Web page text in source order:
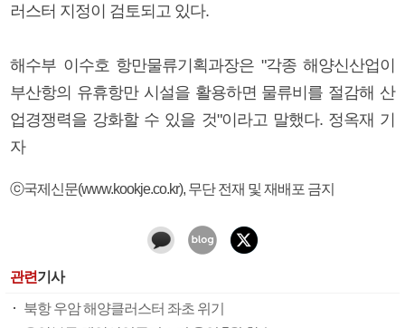
러스터 지정이 검토되고 있다.
해수부 이수호 항만물류기획과장은 "각종 해양신산업이
부산항의 유휴항만 시설을 활용하면 물류비를 절감해 산
업경쟁력을 강화할 수 있을 것"이라고 말했다. 정옥재 기
자
ⓒ국제신문(www.kookje.co.kr), 무단 전재 및 재배포 금지
관련기사
북항 우암 해양클러스터 좌초 위기